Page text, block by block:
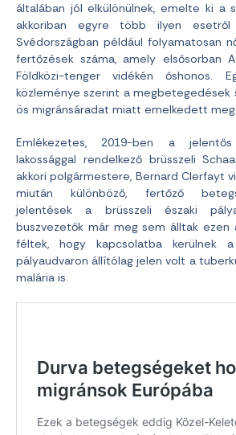
általában jól elkülönülnek, emelte ki a
akkoriban egyre több ilyen esetről
Svédországban például folyamatosan
fertőzések száma, amely elsősorban
Földközi-tenger vidékén őshonos.
közleménye szerint a megbetegedések
ös migránsáradat miatt emelkedett meg.
Emlékezetes, 2019-ben a
lakossággal rendelkező brüsszeli
akkori polgármestere, Bernard Clerfayt
miután különböző, fertőző
jelentések a brüsszeli északi
buszvezetők már meg sem álltak
féltek, hogy kapcsolatba kerülnek
pályaudvaron állítólag jelen volt a
malária is.